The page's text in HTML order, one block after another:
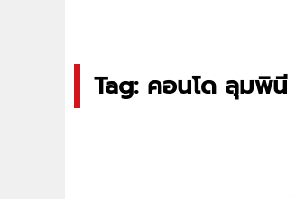
Tag: คอนโด ลุมพินี